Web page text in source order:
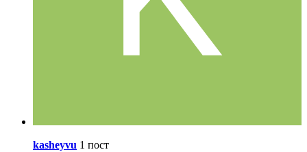
kasheyvu 1 пост